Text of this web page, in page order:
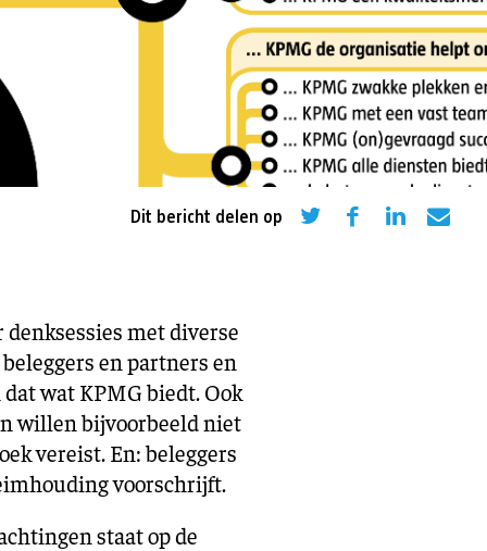
Asiel en migratie
Sport
Dit bericht delen op
met diverse
en partners en
wat KPMG biedt. Ook
willen bijvoorbeeld niet
vereist. En: beleggers
voorschrijft.
staat op de